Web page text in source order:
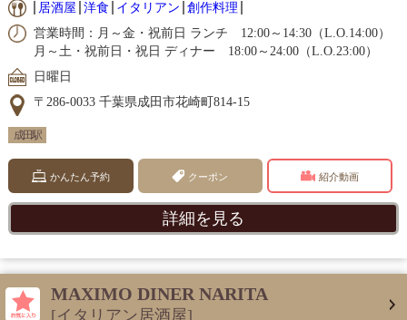
居酒屋 洋食 イタリアン 創作料理
営業時間：月～金・祝前日 ランチ 12:00～14:30（L.O.14:00）
月～土・祝前日・祝日 ディナー 18:00～24:00（L.O.23:00）
日曜日
〒286-0033 千葉県成田市花崎町814-15
成田駅
かんたん予約 クーポン 紹介動画
詳細を見る
MAXIMO DINER NARITA
[イタリアン居酒屋]